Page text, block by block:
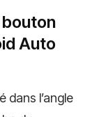
Auto
dans l’angle